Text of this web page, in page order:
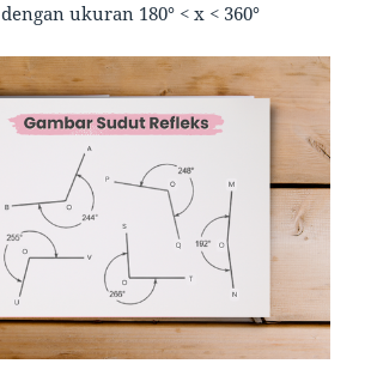
dengan ukuran 180° < x < 360°